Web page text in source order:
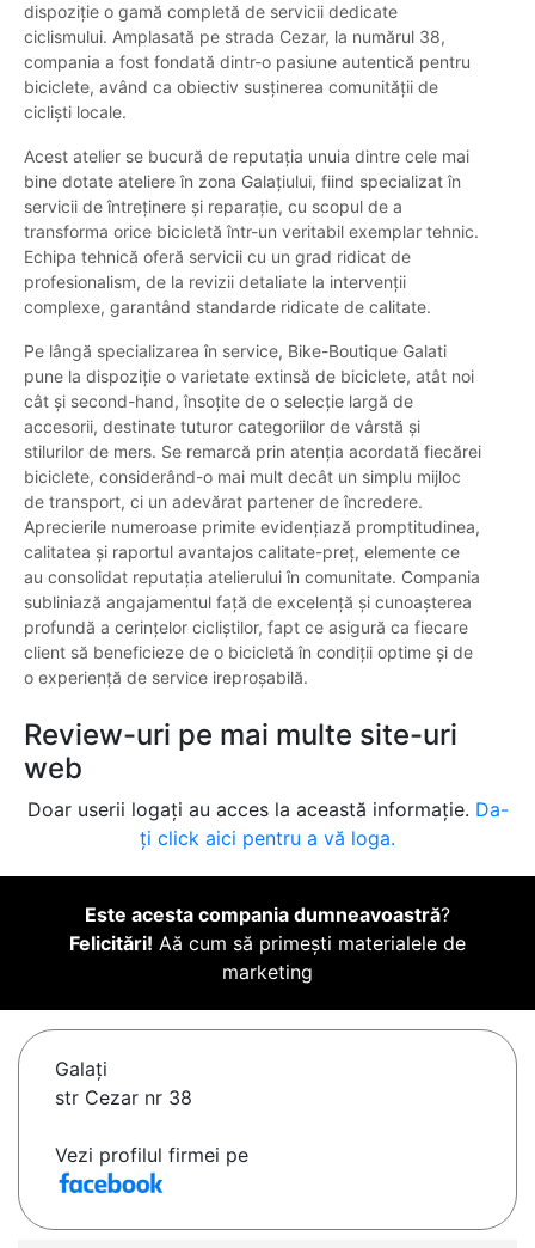
dispoziție o gamă completă de servicii dedicate
ciclismului. Amplasată pe strada Cezar, la numărul 38,
compania a fost fondată dintr-o pasiune autentică pentru
biciclete, având ca obiectiv susținerea comunității de
cicliști locale.
Acest atelier se bucură de reputația unuia dintre cele mai
bine dotate ateliere în zona Galațiului, fiind specializat în
servicii de întreținere și reparație, cu scopul de a
transforma orice bicicletă într-un veritabil exemplar tehnic.
Echipa tehnică oferă servicii cu un grad ridicat de
profesionalism, de la revizii detaliate la intervenții
complexe, garantând standarde ridicate de calitate.
Pe lângă specializarea în service, Bike-Boutique Galati
pune la dispoziție o varietate extinsă de biciclete, atât noi
cât și second-hand, însoțite de o selecție largă de
accesorii, destinate tuturor categoriilor de vârstă și
stilurilor de mers. Se remarcă prin atenția acordată fiecărei
biciclete, considerând-o mai mult decât un simplu mijloc
de transport, ci un adevărat partener de încredere.
Aprecierile numeroase primite evidențiază promptitudinea,
calitatea și raportul avantajos calitate-preț, elemente ce
au consolidat reputația atelierului în comunitate. Compania
subliniază angajamentul față de excelență și cunoașterea
profundă a cerințelor cicliștilor, fapt ce asigură ca fiecare
client să beneficieze de o bicicletă în condiții optime și de
o experiență de service ireproșabilă.
Review-uri pe mai multe site-uri
web
Doar userii logați au acces la această informație. Da-
ți click aici pentru a vă loga.
Este acesta compania dumneavoastră?
Felicitări! Aă cum să primești materialele de
marketing
Galaţi
str Cezar nr 38
Vezi profilul firmei pe